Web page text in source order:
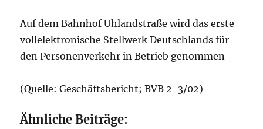
Auf dem Bahnhof Uhlandstraße wird das erste
vollelektronische Stellwerk Deutschlands für
den Personenverkehr in Betrieb genommen
(Quelle: Geschäftsbericht; BVB 2-3/02)
Ähnliche Beiträge: